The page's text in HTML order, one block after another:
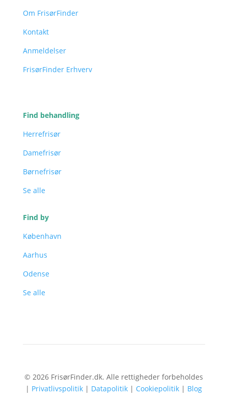
Om FrisørFinder
Kontakt
Anmeldelser
FrisørFinder Erhverv
Find behandling
Herrefrisør
Damefrisør
Børnefrisør
Se alle
Find by
København
Aarhus
Odense
Se alle
© 2026 FrisørFinder.dk. Alle rettigheder forbeholdes
| Privatlivspolitik | Datapolitik | Cookiepolitik | Blog